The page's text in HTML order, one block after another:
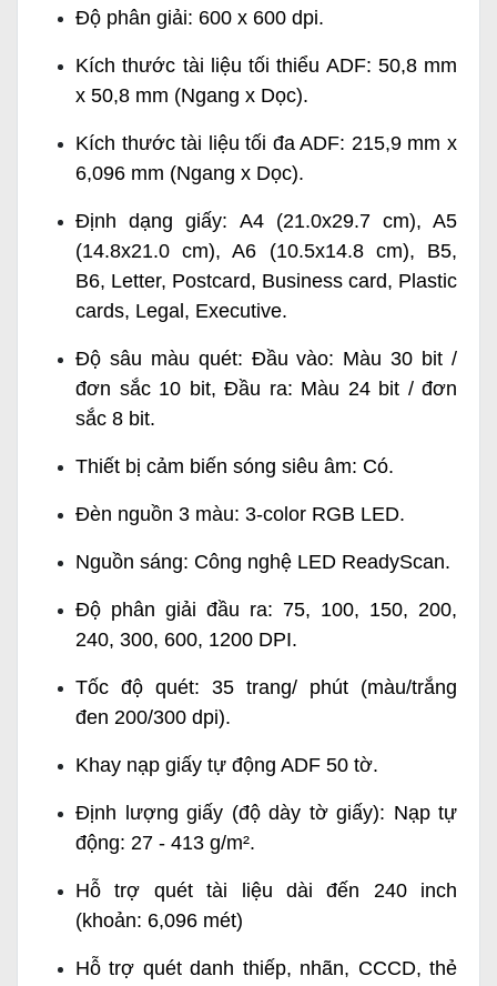
Độ phân giải: 600 x 600 dpi.
Kích thước tài liệu tối thiểu ADF: 50,8 mm
x 50,8 mm (Ngang x Dọc).
Kích thước tài liệu tối đa ADF: 215,9 mm x
6,096 mm (Ngang x Dọc).
Định dạng giấy: A4 (21.0x29.7 cm), A5
(14.8x21.0 cm), A6 (10.5x14.8 cm), B5,
B6, Letter, Postcard, Business card, Plastic
cards, Legal, Executive.
Độ sâu màu quét: Đầu vào: Màu 30 bit /
đơn sắc 10 bit, Đầu ra: Màu 24 bit / đơn
sắc 8 bit.
Thiết bị cảm biến sóng siêu âm: Có.
Đèn nguồn 3 màu: 3-color RGB LED.
Nguồn sáng: Công nghệ LED ReadyScan.
Độ phân giải đầu ra: 75, 100, 150, 200,
240, 300, 600, 1200 DPI.
Tốc độ quét: 35 trang/ phút (màu/trắng
đen 200/300 dpi).
Khay nạp giấy tự động ADF 50 tờ.
Định lượng giấy (độ dày tờ giấy): Nạp tự
động: 27 - 413 g/m².
Hỗ trợ quét tài liệu dài đến 240 inch
(khoản: 6,096 mét)
Hỗ trợ quét danh thiếp, nhãn, CCCD, thẻ